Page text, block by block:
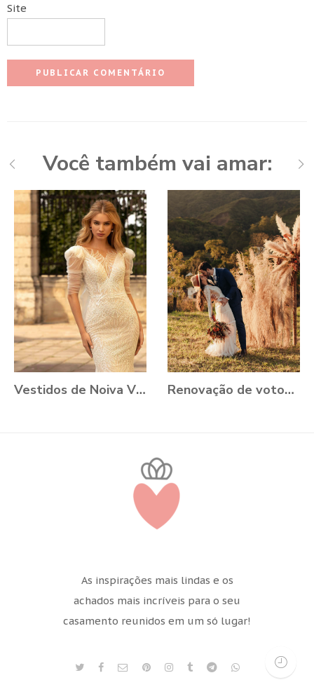
Site
Você também vai amar:
Vestidos de Noiva VONÁ Concept - Coleção Romance 2021 Renovação de votos: Aline e Danilo, Ouro Preto - MG
As inspirações mais lindas e os
achados mais incríveis para o seu
casamento reunidos em um só lugar!